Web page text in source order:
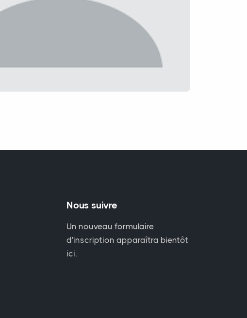
Nous suivre
Un nouveau formulaire
d'inscription apparaîtra bientôt
ici.